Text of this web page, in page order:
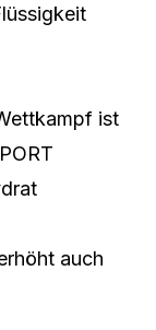
ist
auch